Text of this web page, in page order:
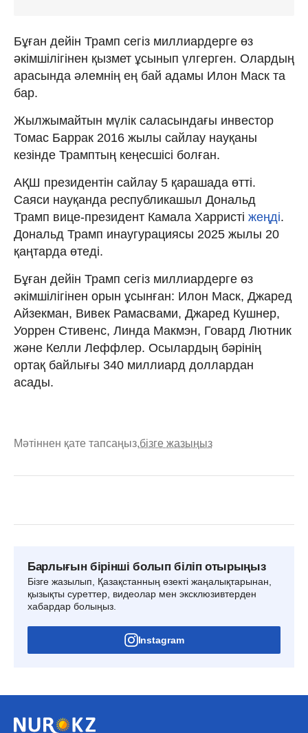
Бұған дейін Трамп сегіз миллиардерге өз
әкімшілігінен қызмет ұсынып үлгерген. Олардың
арасында әлемнің ең бай адамы Илон Маск та
бар.
Жылжымайтын мүлік саласындағы инвестор
Томас Баррак 2016 жылы сайлау науқаны
кезінде Трамптың кеңесшісі болған.
АҚШ президентін сайлау 5 қарашада өтті.
Саяси науқанда республикашыл Дональд
Трамп вице-президент Камала Харристі жеңді.
Дональд Трамп инаугурациясы 2025 жылы 20
қаңтарда өтеді.
Бұған дейін Трамп сегіз миллиардерге өз
әкімшілігінен орын ұсынған: Илон Маск, Джаред
Айзекман, Вивек Рамасвами, Джаред Кушнер,
Уоррен Стивенс, Линда Макмэн, Говард Лютник
және Келли Леффлер. Осылардың бәрінің
ортақ байлығы 340 миллиард доллардан
асады.
Мәтіннен қате тапсаңыз,бізге жазыңыз
Барлығын бірінші болып біліп отырыңыз
Бізге жазылып, Қазақстанның өзекті жаңалықтарынан,
қызықты суреттер, видеолар мен эксклюзивтерден
хабардар болыңыз.
Instagram